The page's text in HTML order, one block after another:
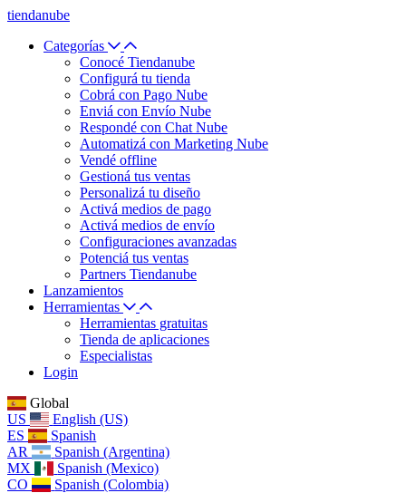
tiendanube
Categorías
Conocé Tiendanube
Configurá tu tienda
Cobrá con Pago Nube
Enviá con Envío Nube
Respondé con Chat Nube
Automatizá con Marketing Nube
Vendé offline
Gestioná tus ventas
Personalizá tu diseño
Activá medios de pago
Activá medios de envío
Configuraciones avanzadas
Potenciá tus ventas
Partners Tiendanube
Lanzamientos
Herramientas
Herramientas gratuitas
Tienda de aplicaciones
Especialistas
Login
Global
US
English (US)
ES
Spanish
AR
Spanish (Argentina)
MX
Spanish (Mexico)
CO
Spanish (Colombia)